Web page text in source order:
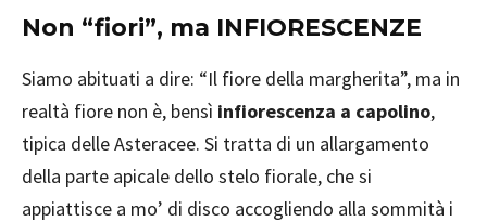
Non “fiori”, ma INFIORESCENZE
Siamo abituati a dire: “Il fiore della margherita”, ma in
realtà fiore non è, bensì infiorescenza a capolino,
tipica delle Asteracee. Si tratta di un allargamento
della parte apicale dello stelo fiorale, che si
appiattisce a mo’ di disco accogliendo alla sommità i